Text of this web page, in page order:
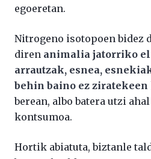
egoeretan.
Nitrogeno isotopoen bidez
diren animalia jatorriko
arrautzak, esnea,
behin baino ez
berean, albo batera utzi
kontsumoa.
Hortik abiatuta, biztanle